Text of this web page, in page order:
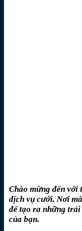
Chào mừng đến với
dịch vụ cưới. Nơi
để tạo ra những
của bạn.